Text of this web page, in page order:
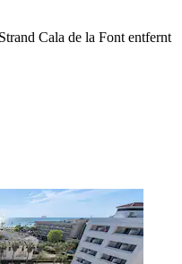
Cala de la Font entfernt